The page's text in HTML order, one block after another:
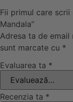
Fii primul care scrii
Mandala”
Adresa ta de
sunt marcate cu *
Evaluarea ta *
Recenzia ta *